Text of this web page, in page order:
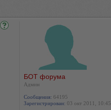
БОТ форума
Админ
Сообщения: 64195
Зарегистрирован: 03 окт 2011, 10:45